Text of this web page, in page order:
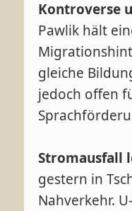
Kontroverse
Pawlik hält
gleiche
jedoch offen
Stromausfall
gestern in
Nahverkehr.